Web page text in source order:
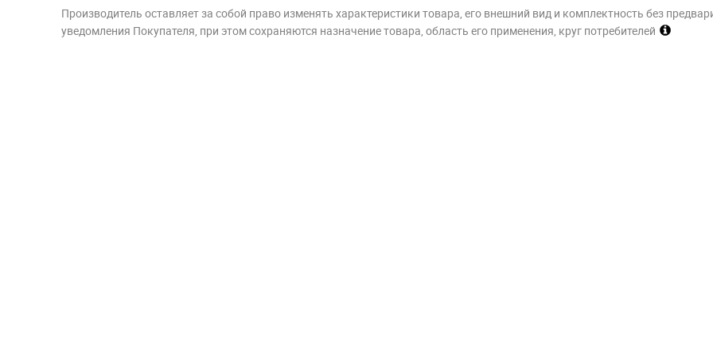
Производитель оставляет за собой право изменять характеристики товара, его внешний вид и комплектность без
уведомления Покупателя, при этом сохраняются назначение товара, область его применения, круг потребителей